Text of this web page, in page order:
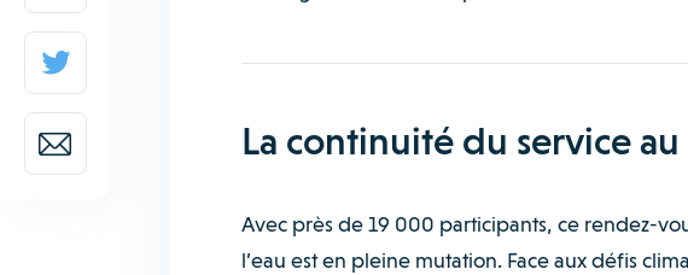
La continuité du service
Avec près de 19 000 participants, ce rendez-
l’eau est en pleine mutation. Face aux défis